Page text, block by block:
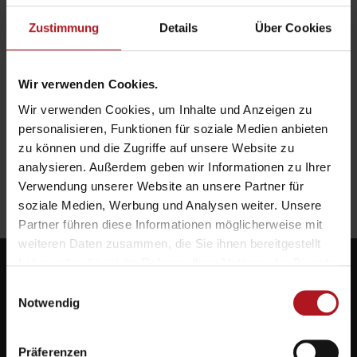
Zustimmung Details Über Cookies
Wir verwenden Cookies.
Wir verwenden Cookies, um Inhalte und Anzeigen zu
personalisieren, Funktionen für soziale Medien anbieten
zu können und die Zugriffe auf unsere Website zu
analysieren. Außerdem geben wir Informationen zu Ihrer
Verwendung unserer Website an unsere Partner für
soziale Medien, Werbung und Analysen weiter. Unsere
Partner führen diese Informationen möglicherweise mit
weiteren Daten zusammen, die Sie ihnen bereitgestellt
Notwendig
Präferenzen